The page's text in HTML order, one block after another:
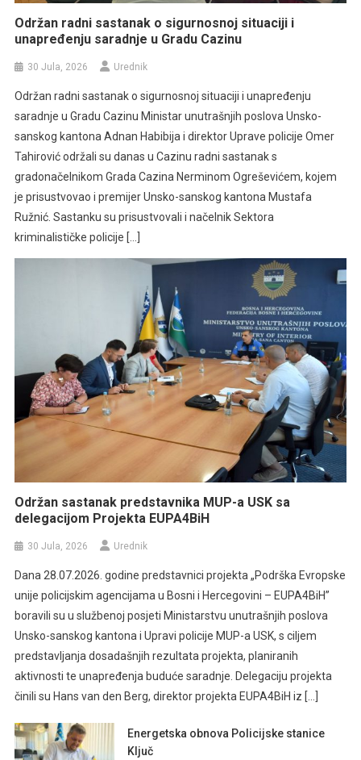
Održan radni sastanak o sigurnosnoj situaciji i
unapređenju saradnje u Gradu Cazinu
30 Jula, 2026 Urednik
Održan radni sastanak o sigurnosnoj situaciji i unapređenju
saradnje u Gradu Cazinu Ministar unutrašnjih poslova Unsko-
sanskog kantona Adnan Habibija i direktor Uprave policije Omer
Tahirović održali su danas u Cazinu radni sastanak s
gradonačelnikom Grada Cazina Nerminom Ogreševićem, kojem
je prisustvovao i premijer Unsko-sanskog kantona Mustafa
Ružnić. Sastanku su prisustvovali i načelnik Sektora
kriminalističke policije […]
Održan sastanak predstavnika MUP-a USK sa
delegacijom Projekta EUPA4BiH
30 Jula, 2026 Urednik
Dana 28.07.2026. godine predstavnici projekta „Podrška Evropske
unije policijskim agencijama u Bosni i Hercegovini – EUPA4BiH”
boravili su u službenoj posjeti Ministarstvu unutrašnjih poslova
Unsko-sanskog kantona i Upravi policije MUP-a USK, s ciljem
predstavljanja dosadašnjih rezultata projekta, planiranih
aktivnosti te unapređenja buduće saradnje. Delegaciju projekta
činili su Hans van den Berg, direktor projekta EUPA4BiH iz […]
Energetska obnova Policijske stanice
Ključ